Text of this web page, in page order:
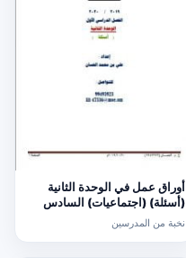
أوراق عمل في الوحدة الثانية
(أسئلة) (اجتماعيات) السادس
نخبة من المدرسين